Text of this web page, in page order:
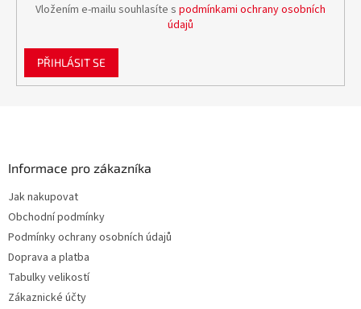
Vložením e-mailu souhlasíte s podmínkami ochrany osobních
údajů
PŘIHLÁSIT SE
Informace pro zákazníka
Jak nakupovat
Obchodní podmínky
Podmínky ochrany osobních údajů
Doprava a platba
Tabulky velikostí
Zákaznické účty